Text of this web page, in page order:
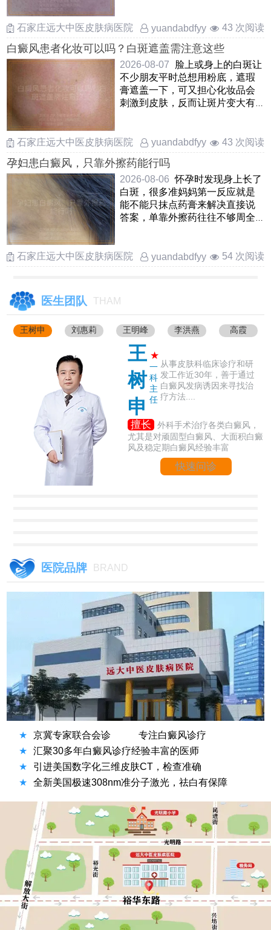
石家庄远大中医皮肤病医院
yuandabdfyy 43 次阅读
白癜风患者化妆可以吗？白斑遮盖需注意这些
2026-08-07
脸上或身上的白斑让
不少朋友平时总想用粉底，遮瑕
膏遮盖一下，可又担心化妆品会
刺激到皮肤，反而让斑片变大有
石家庄远大中医皮肤病医院 yuandabdfyy 43 次阅读
孕妇患白癜风，只靠外擦药能行吗
2026-08-06 怀孕时发现身上长了
白斑，很多准妈妈第一反应就是
能不能只抹点药膏来解决直接说
答案，单靠外擦药往往不够周全
石家庄远大中医皮肤病医院 yuandabdfyy 54 次阅读
医生团队 THAM
王树申 刘惠莉 王明峰 李洪燕 高霞
王
树
申
★
一
科
主
任
从事皮肤科临床诊疗和研
发工作近30年，善于通过
白癜风发病诱因来寻找治
疗方法....
擅长
外科手术治疗各类白癜风，
尤其是对顽固型白癜风、大面积白癜
风及稳定期白癜风经验丰富
快速问诊
医院品牌 BRAND
★ 京冀专家联合会诊
专注白癜风诊疗
★
汇聚30多年白癜风诊疗经验丰富的医师
★
引进美国数字化三维皮肤CT，检查准确
★
全新美国极速308nm准分子激光，祛白有保障